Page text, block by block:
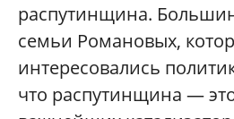
распутинщина.
семьи Романовых,
интересовались
что распутинщина —